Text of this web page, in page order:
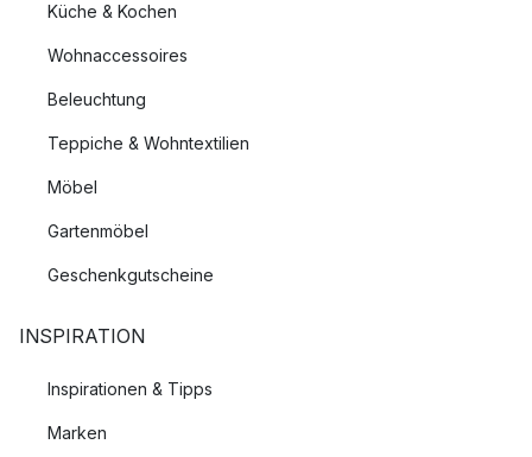
Küche & Kochen
Wohnaccessoires
Beleuchtung
Teppiche & Wohntextilien
Möbel
Gartenmöbel
Geschenkgutscheine
INSPIRATION
Inspirationen & Tipps
Marken